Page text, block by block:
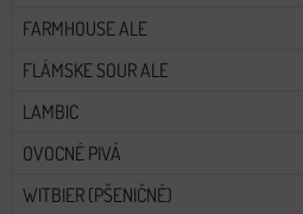
FARMHOUSE ALE
FLÁMSKE SOUR ALE
LAMBIC
OVOCNÉ PIVÁ
WITBIER (PŠENIČNÉ)